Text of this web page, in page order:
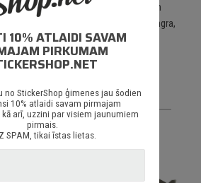
pie jebkāda veida atslēgām un
zīme, gan kā dizaina priekšmets. Stingra,
un rinķis paredzēts vairāku atslēgu
10% ATLAIDI SAVAM
PIRKUMAM
no StickerShop ģimenes jau šodien
10% atlaidi savam pirmajam
arī, uzzini par visiem jaunumiem
pirmais.
SPAM, tikai īstas lietas.